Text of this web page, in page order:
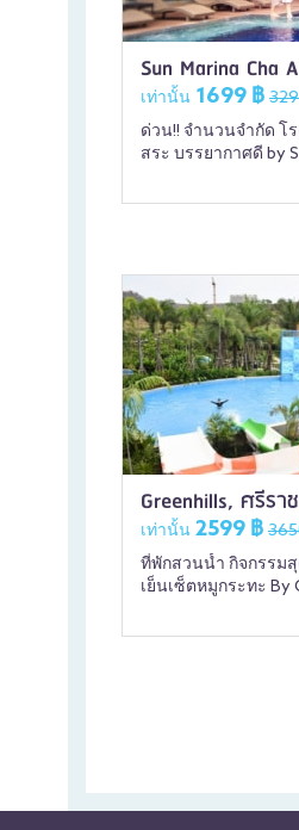
Sun Marina Cha
เท่านั้น 1699 ฿
ด่วน!! จำนวนจำกัด โ
สระ บรรยากาศดี by
Greenhills, ศรีรา
เท่านั้น 2599 ฿
ที่พักสวนน้ำ กิจกรรม
เย็นเซ็ตหมูกระทะ By